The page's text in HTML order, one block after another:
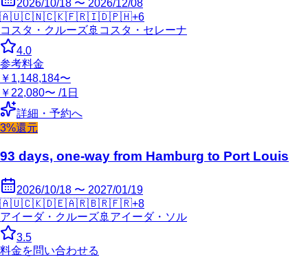
2026/10/18 〜 2026/12/08
🇦🇺🇨🇳🇨🇰🇫🇷🇮🇩🇵🇭+6
コスタ・クルーズ🚢 コスタ・セレーナ
4.0
参考料金
￥1,148,184〜
￥22,080〜 /1日
詳細・予約へ
3%還元
93 days, one-way from Hamburg to Port Louis
2026/10/18 〜 2027/01/19
🇦🇺🇨🇰🇩🇪🇦🇷🇧🇷🇫🇷+8
アイーダ・クルーズ🚢 アイーダ・ソル
3.5
料金を問い合わせる